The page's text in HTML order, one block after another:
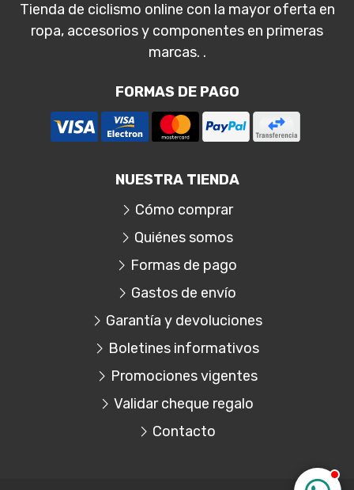
Tienda de ciclismo online con la mayor oferta en
ropa, accesorios y componentes en primeras
marcas. .
FORMAS DE PAGO
NUESTRA TIENDA
Cómo comprar
Quiénes somos
Formas de pago
Gastos de envío
Garantía y devoluciones
Boletines informativos
Promociones vigentes
Validar cheque regalo
Contacto